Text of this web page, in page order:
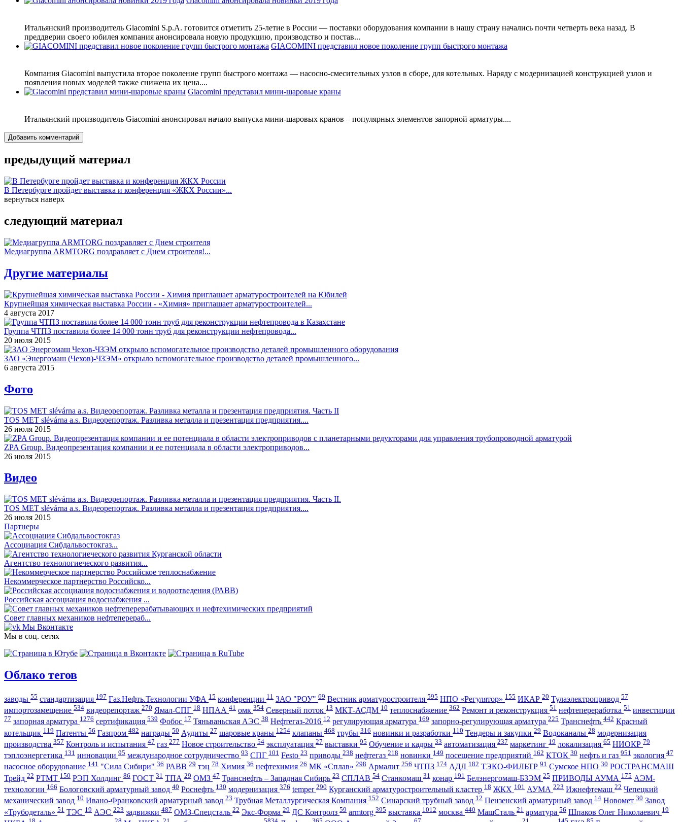
Итальянский производитель Giacomini S.p.A. готовится отметить 25-летие в России — поставки оборудования компании в нашу страну начались почти четверть века назад. В
преддверии своего юбилея компания анонсировала новую продукцию, производство и постав...
GIACOMINI представил новое поколение групп быстрого монтажа
Компания Giacomini выпустила второе поколение групп быстрого монтажа — насосно-смесительных узлов в сборе, для котельных. Наряду с модернизацией конструкцией узлов и
появления новых моделей также снижена их цена....
Giacomini представил мини-шаровые краны
Итальянский производитель Giacomini анонсировал начало выпуска мини-шаровых кранов – популярных элементов запорной арматуры....
Добавить комментарий
предыдущий материал
В Петербурге пройдет выставка и конференция «ЖКХ России»...
вернуться наверх
следующий материал
Медиагруппа ARMTORG поздравляет с Днем строителя!...
Другие материалы
Крупнейшая химическая выставка России - «Химия» приглашает арматуростроителей...
4 августа 2017
Группа ЧТПЗ поставила более 14 000 тонн труб для реконструкции нефтепровода...
20 июля 2015
ЗАО «Энергомаш (Чехов)-ЧЗЭМ» открыло вспомогательное производство деталей промышленного...
6 августа 2015
Фото
TOS MET slévárna a.s. Видеорепортаж. Разливка металла и презентация предприятия....
26 июля 2015
ZPA Group. Видеопрезентация компании и ее потенциала в области электроприводов...
26 июля 2015
Видео
TOS MET slévárna a.s. Видеорепортаж. Разливка металла и презентация предприятия....
26 июля 2015
Партнеры
Ассоциация Сибдальвостокгаз...
Агентство технологиеческого развития...
Некоммерческое партнерство Российско...
Российская ассоциация водоснабжения ...
Совет главных механиков нефтеперераб...
Мы Вконтакте
Мы в соц. сетях
Облако тегов
заводы 55 стандартизация 197 Газ.Нефть.Технологии УФА 15 конференции 11 ЗАО "РОУ" 69 Вестник арматуростроителя 595 НПО «Регулятор» 155 ИКАР 20 Тулаэлектропривод 57
импортозамещение 534 видеорепортаж 270 Ямал-СПГ 18 НПАА 41 омк 354 Северный поток 13 МКТ-АСДМ 10 теплоснабжение 362 Ремонт и реконструкция 51 нефтепереработка 51 инвестиции
77 запорная арматура 1276 сертификация 539 Фобос 17 Тяньваньская АЭС 38 Нефтегаз-2016 12 регулирующая арматура 169 запорно-регулирующая арматура 225 Транснефть 442 Красный
котельщик 119 Патенты 56 Газпром 482 награды 50 Аудиты 27 шаровые краны 1254 клапаны 468 трубы 316 новинки и разработки 110 Тендеры и закупки 29 Водоканалы 28 модернизация
производства 357 Контроль и испытания 47 газ 277 Новое строительство 54 эксплуатация 27 выставки 95 Обучение и кадры 33 автоматизация 237 маркетинг 19 локализация 65 НИОКР 79
тэплоэнергетика 131 инновации 95 международное сотрудничество 93 СПГ 101 Festo 23 приводы 238 нефтегаз 218 новинки 149 посещение предприятий 162 КТОК 30 нефть и газ 951 экология 47
насосное оборудование 141 "Сила Сибири" 36 РАВВ 29 тэц 78 Химия 36 нефтехимия 26 МК «Сплав» 298 Армалит 256 ЧТПЗ 174 АДЛ 182 ТЭКО-ФИЛЬТР 91 Сумское НПО 30 РОСТРАНСМАШ
Трейд 22 РТМТ 150 РЭП Холдинг 86 ГОСТ 31 ТПА 29 ОМЗ 47 Транснефть – Западная Сибирь 23 СПЛАВ 54 Станкомаш 31 конар 191 Белэнергомаш-БЗЭМ 25 ПРИВОДЫ АУМА 175 АЭМ-
технологии 166 Бологовский арматурный завод 40 Роснефть 130 модернизация 376 temper 290 Курганский арматуростроительный кластер 18 ЖКХ 101 АУМА 223 Ижнефтемаш 22 Чепецкий
механический завод 10 Ивано-Франковский арматурный завод 23 Трубная Металлургическая Компания 152 Синарский трубный завод 12 Пензенский арматурный завод 14 Новомет 30 Завод
«Трубодеталь» 51 ТЭС 19 АЭС 223 задвижки 487 ОМЗ-Спецсталь 22 Экс-Форма 29 ДС Контролз 59 armtorg 395 выставка 1012 москва 440 МашСталь 21 арматура 56 Шпаков Олег Николаевич 19